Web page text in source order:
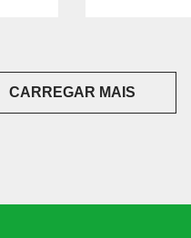
CARREGAR MAIS